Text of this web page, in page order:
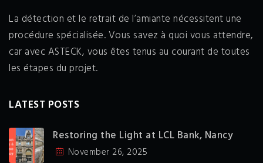
La détection et le retrait de l’amiante nécessitent une
procédure spécialisée. Vous savez à quoi vous attendre,
car avec ASTECK, vous êtes tenus au courant de toutes
les étapes du projet.
LATEST POSTS
Restoring the Light at LCL Bank, Nancy
November 26, 2025